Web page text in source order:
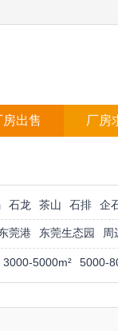
房出售 厂房
石龙 茶山 石排 企
莞港 东莞生态园 周
3000-5000m² 5000-